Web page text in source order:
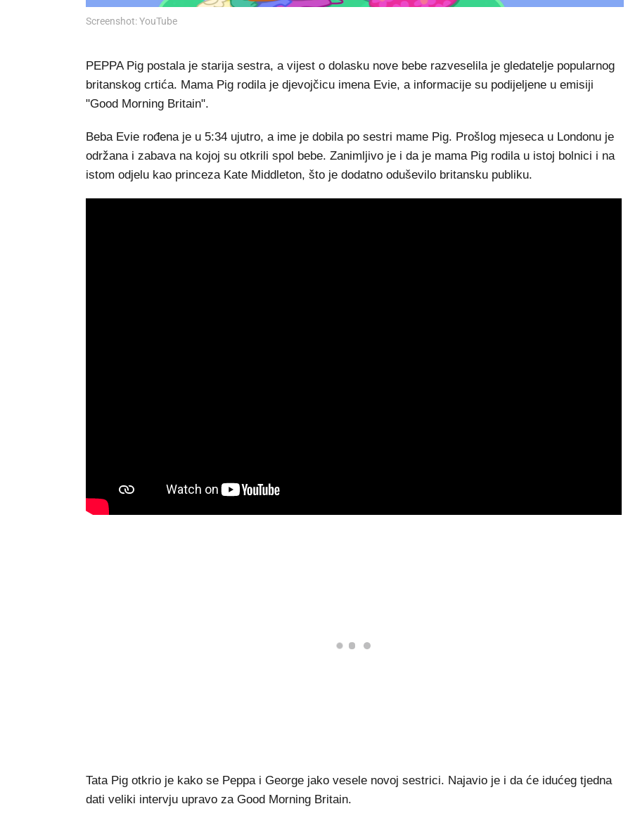
Screenshot: YouTube
PEPPA Pig postala je starija sestra, a vijest o dolasku nove bebe razveselila je gledatelje popularnog
britanskog crtića. Mama Pig rodila je djevojčicu imena Evie, a informacije su podijeljene u emisiji
"Good Morning Britain".
Beba Evie rođena je u 5:34 ujutro, a ime je dobila po sestri mame Pig. Prošlog mjeseca u Londonu je
održana i zabava na kojoj su otkrili spol bebe. Zanimljivo je i da je mama Pig rodila u istoj bolnici i na
istom odjelu kao princeza Kate Middleton, što je dodatno oduševilo britansku publiku.
Tata Pig otkrio je kako se Peppa i George jako vesele novoj sestrici. Najavio je i da će idućeg tjedna
dati veliki intervju upravo za Good Morning Britain.